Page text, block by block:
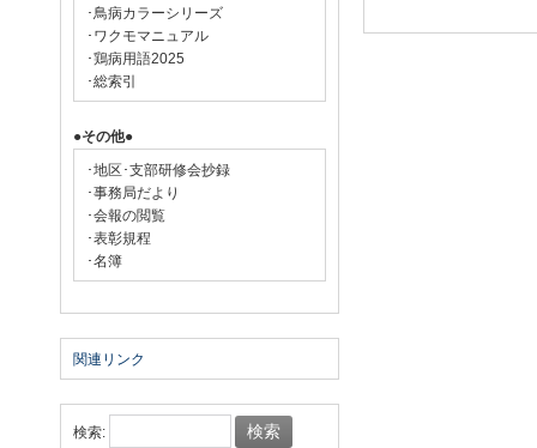
･鳥病カラーシリーズ
･ワクモマニュアル
･鶏病用語2025
･総索引
●その他●
･地区･支部研修会抄録
･事務局だより
･会報の閲覧
･表彰規程
･名簿
関連リンク
検索: